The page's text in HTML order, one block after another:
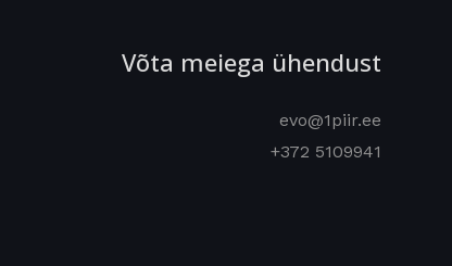
Võta meiega ühendust
evo@1piir.ee
+372 5109941